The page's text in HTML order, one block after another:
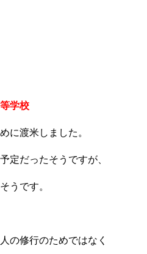
学校
に渡米しました。
定だったそうですが、
うです。
の修行のためではなく